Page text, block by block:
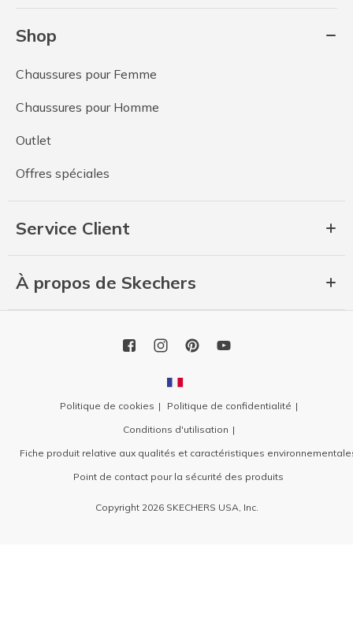
Shop
Chaussures pour Femme
Chaussures pour Homme
Outlet
Offres spéciales
Service Client
À propos de Skechers
Politique de cookies
Politique de confidentialité
Conditions d'utilisation
Fiche produit relative aux qualités et caractéristiques
Point de contact pour la sécurité des produits
Copyright 2026 SKECHERS USA, Inc.